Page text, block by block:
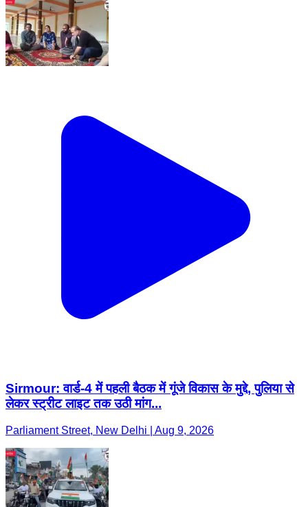
Sirmour: वार्ड-4 में पहली बैठक में गूंजे विकास के मुद्दे, पुलिया से
लेकर स्ट्रीट लाइट तक उठी मांग...
Parliament Street, New Delhi | Aug 9, 2026